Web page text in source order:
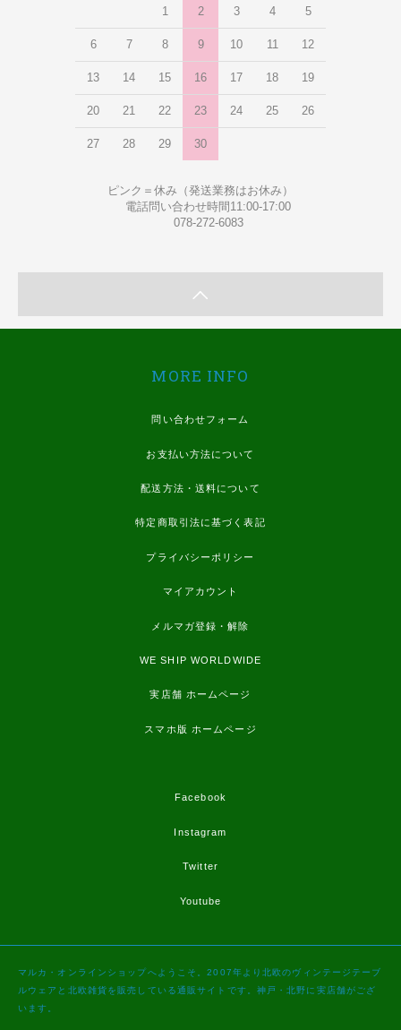
1 2 3 4 5
6 7 8 9 10 11 12
13 14 15 16 17 18 19
20 21 22 23 24 25 26
27 28 29 30
ピンク＝休み（発送業務はお休み）
電話問い合わせ時間11:00-17:00
078-272-6083
MORE INFO
問い合わせフォーム
お支払い方法について
配送方法・送料について
特定商取引法に基づく表記
プライバシーポリシー
マイアカウント
メルマガ登録・解除
WE SHIP WORLDWIDE
実店舗 ホームページ
スマホ版 ホームページ
Facebook
Instagram
Twitter
Youtube
マルカ・オンラインショップへようこそ。2007年より北欧のヴィンテージテーブ
ルウェアと北欧雑貨を販売している通販サイトです。神戸・北野に実店舗がござ
います。